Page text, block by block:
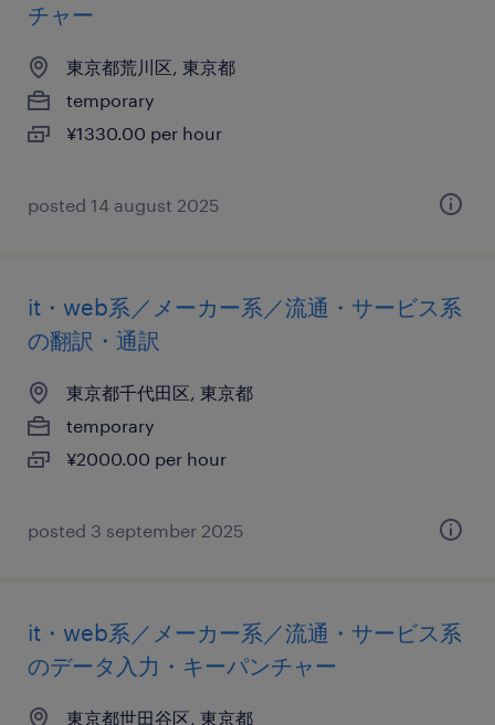
チャー
東京都荒川区, 東京都
temporary
¥1330.00 per hour
posted 14 august 2025
it・web系／メーカー系／流通・サービス系
の翻訳・通訳
東京都千代田区, 東京都
temporary
¥2000.00 per hour
posted 3 september 2025
it・web系／メーカー系／流通・サービス系
のデータ入力・キーパンチャー
東京都世田谷区, 東京都